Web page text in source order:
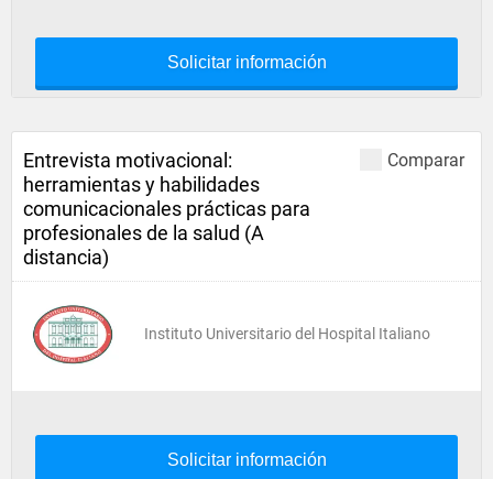
Solicitar información
Comparar
Entrevista motivacional:
herramientas y habilidades
comunicacionales prácticas para
profesionales de la salud (A
distancia)
Instituto Universitario del Hospital Italiano
Solicitar información